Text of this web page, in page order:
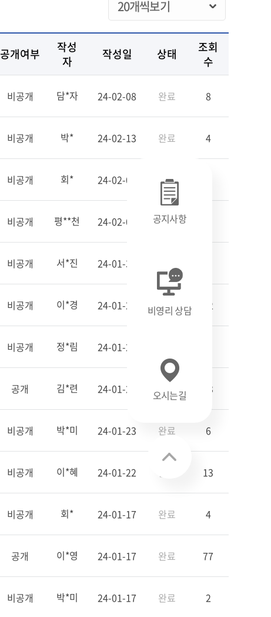
공개여부
작성
자
작성일 상태
조회
수
비공개 담*자 24-02-08 완료 8
비공개 박* 24-02-13 완료 4
비공개 회* 24-02-08 완료
비공개 평**천 24-02-02 완료
비공개 서*진 24-01-30
비공개 이*경 24-01-25 완료 12
비공개 정*림 24-01-24
공개 김*련 24-01-23 완료 43
비공개 박*미 24-01-23 완료 6
비공개 이*혜 24-01-22 13
비공개 회* 24-01-17 완료 4
공개 이*영 24-01-17 완료 77
비공개 박*미 24-01-17 완료 2
공지사항
비영리 상담
오시는길